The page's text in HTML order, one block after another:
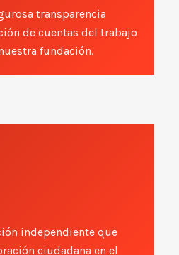
transparencia
de cuentas del trabajo
fundación.
independiente que
ciudadana en el